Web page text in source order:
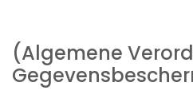
(Algemene